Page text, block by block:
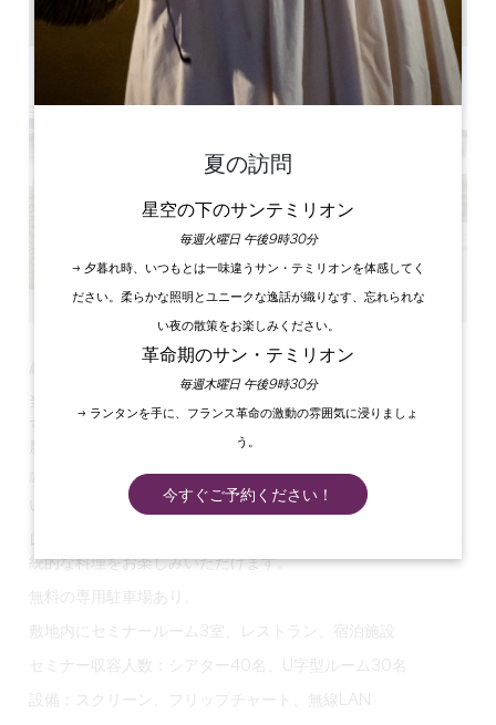
静かな環境、3つ星ホテルのプロ意識
屋外スイミングプールが加わりました。
セミナールームをご用意しております。部屋はきれ
いなテラスと庭に面しています。
統的な料理をお楽しみいただけます。
無料の専用駐車場あり。
敷地内にセミナールーム3室、レストラン、宿泊施設
セミナー収容人数：シアター40名、U字型ルーム30名
設備：スクリーン、フリップチャート、無線LAN
GPSコードをコピーする
夏の訪問
星空の下のサンテミリオン
毎週火曜日 午後9時30分
→ 夕暮れ時、いつもとは一味違うサン・テミリオンを体感してく
ださい。柔らかな照明とユニークな逸話が織りなす、忘れられな
い夜の散策をお楽しみください。
革命期のサン・テミリオン
毎週木曜日 午後9時30分
→ ランタンを手に、フランス革命の激動の雰囲気に浸りましょ
う。
今すぐご予約ください！